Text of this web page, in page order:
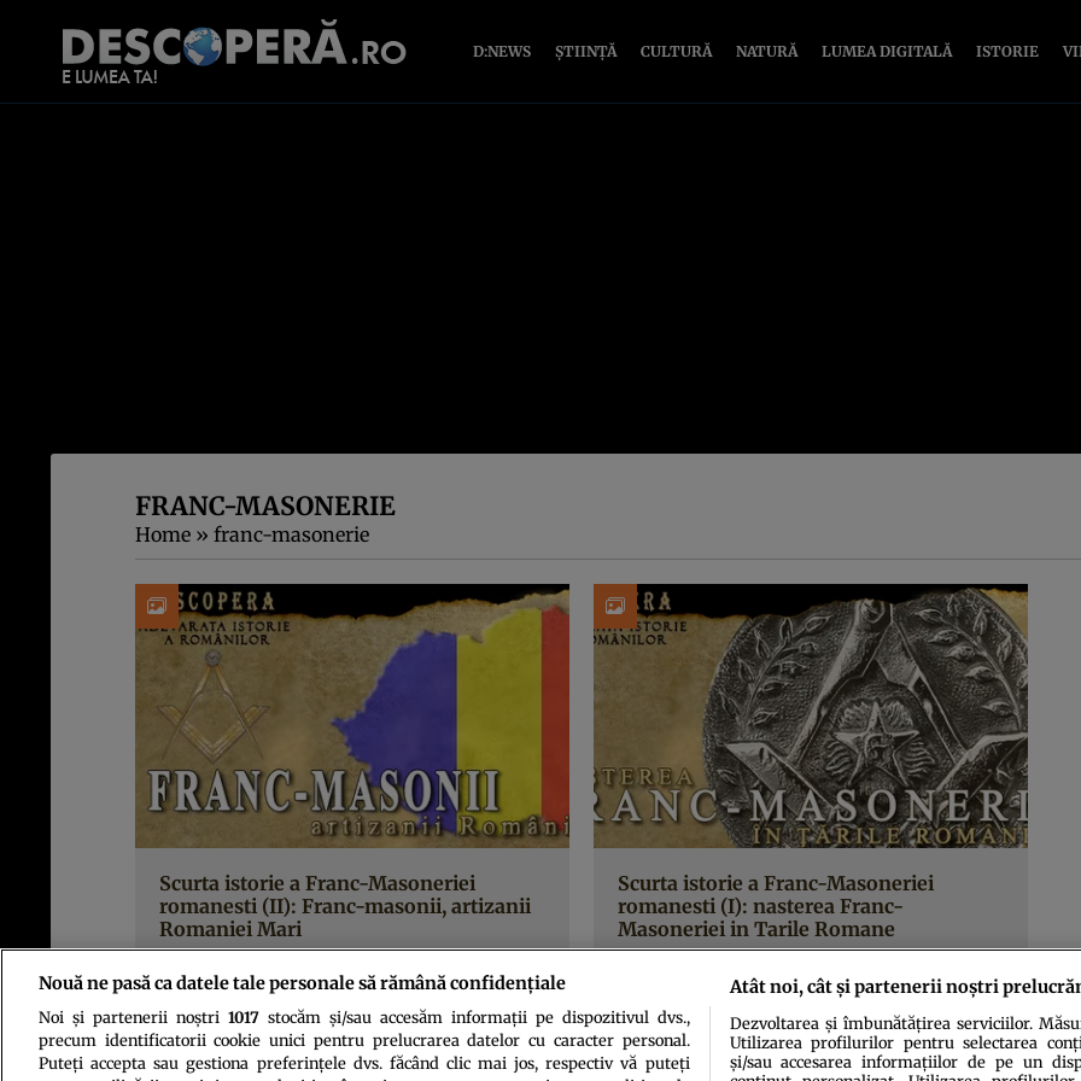
D:NEWS ȘTIINȚĂ CULTURĂ NATURĂ LUMEA DIGITALĂ ISTORIE
FRANC-MASONERIE
Home » franc-masonerie
Scurta istorie a Franc-Masoneriei
romanesti (II): Franc-masonii, artizanii
Romaniei Mari
Scurta istorie a Franc-Masoneriei
romanesti (I): nasterea Franc-
Masoneriei in Tarile Romane
Nouă ne pasă ca datele tale personale să rămână confidențiale
Noi și partenerii noștri 1017stocăm și/sau accesăm informații pe dispozitivul dvs.,
precum identificatorii cookie unici pentru prelucrarea datelor cu caracter personal.
Puteți accepta sau gestiona preferințele dvs. făcând clic mai jos, respectiv vă puteți
Atât noi, cât și partenerii noștri
Dezvoltarea și îmbunătățirea serviciilor.
Utilizarea profilurilor pentru selectarea
și/sau accesarea informațiilor de pe un